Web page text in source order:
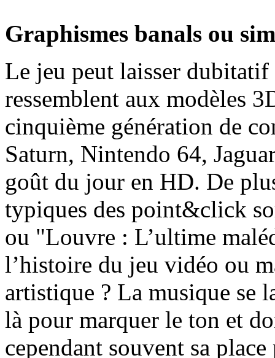
Graphismes banals ou
Le jeu peut laisser dubitatif
ressemblent aux modèles
cinquième génération de
Saturn, Nintendo 64,
goût du jour en HD. De
typiques des point&click
ou "Louvre : L’ultime
l’histoire du jeu vidéo ou
artistique ? La musique se
là pour marquer le ton et
cependant souvent sa